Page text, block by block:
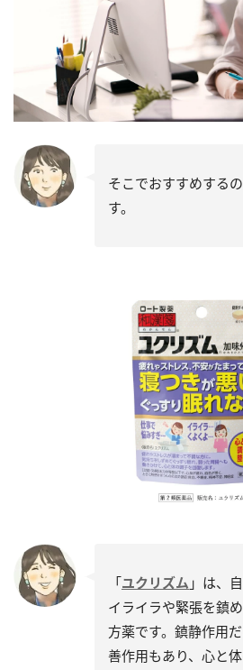
そこでおすすめする
す。
「ユクリズム 」は、
イライラや緊張を鎮
方薬です。鎮静作用
善作用もあり、心と